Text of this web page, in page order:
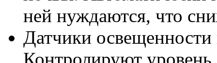
ней нуждаются, что
Датчики освещенности